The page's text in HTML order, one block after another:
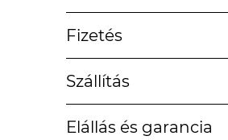
Fizetés
Szállítás
Elállás és garancia